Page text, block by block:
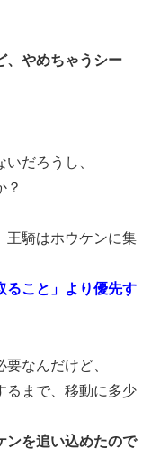
、やめちゃうシー
だろうし、
？
王騎はホウケンに集
ること」より優先す
なんだけど、
るまで、移動に多少
ンを追い込めたので